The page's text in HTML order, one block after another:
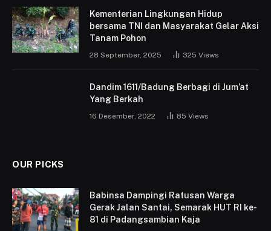
Kementerian Lingkungan Hidup
bersama TNI dan Masyarakat Gelar Aksi
Tanam Pohon
28 September, 2025 325 Views
Dandim 1611/Badung Berbagi di Jum’at
Yang Berkah
16 Desember, 2022 85 Views
OUR PICKS
Babinsa Dampingi Ratusan Warga
Gerak Jalan Santai, Semarak HUT RI ke-
81 di Padangsambian Kaja